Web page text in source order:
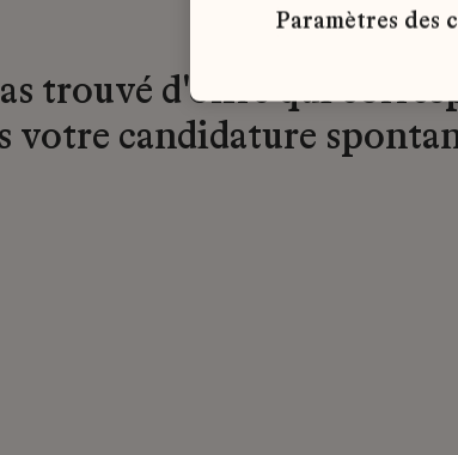
trouvé d'offre qui
votre candidature
Paramètres des